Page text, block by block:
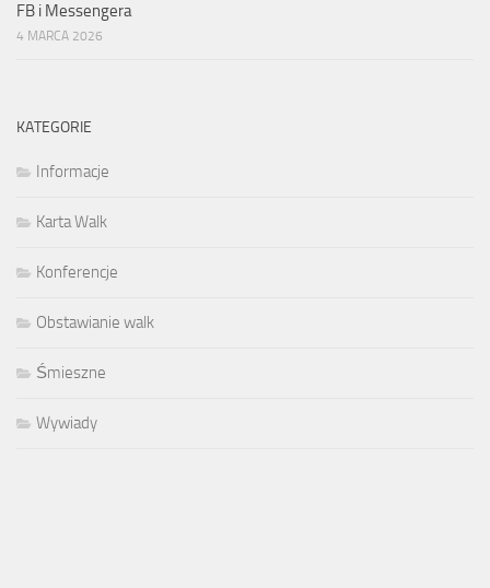
FB i Messengera
4 MARCA 2026
KATEGORIE
Informacje
Karta Walk
Konferencje
Obstawianie walk
Śmieszne
Wywiady